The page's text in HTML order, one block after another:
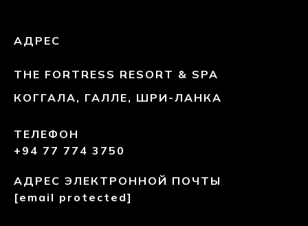
АДРЕС
THE FORTRESS RESORT & SPA
КОГГАЛА, ГАЛЛЕ, ШРИ-ЛАНКА
ТЕЛЕФОН
+94 77 774 3750
АДРЕС ЭЛЕКТРОННОЙ ПОЧТЫ
[email protected]